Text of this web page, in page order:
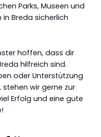
Parks, Museen und
Breda sicherlich
hoffen, dass dir
hilfreich sind.
oder Unterstützung
wir gerne zur
Erfolg und eine gute